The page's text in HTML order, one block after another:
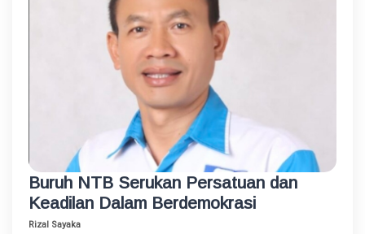
Buruh NTB Serukan Persatuan dan
Keadilan Dalam Berdemokrasi
Rizal Sayaka